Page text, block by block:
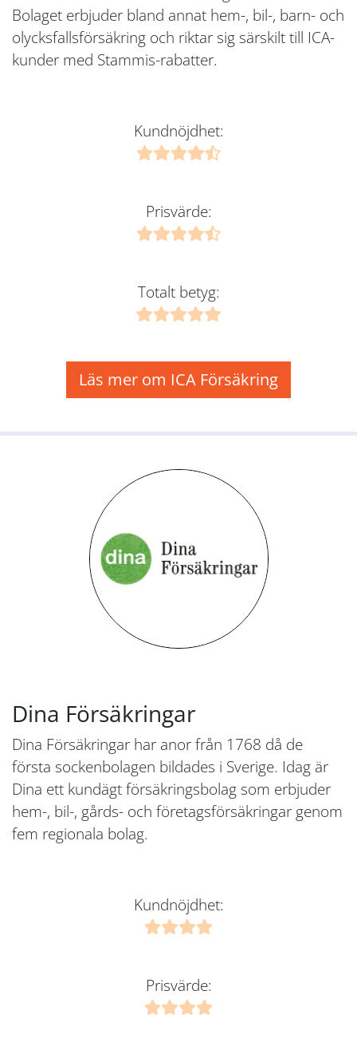
Bolaget erbjuder bland annat hem-, bil-, barn- och
olycksfallsförsäkring och riktar sig särskilt till ICA-
kunder med Stammis-rabatter.
Kundnöjdhet:
Prisvärde:
Totalt betyg:
Läs mer om ICA Försäkring
Dina Försäkringar
Dina Försäkringar har anor från 1768 då de
första sockenbolagen bildades i Sverige. Idag är
Dina ett kundägt försäkringsbolag som erbjuder
hem-, bil-, gårds- och företagsförsäkringar genom
fem regionala bolag.
Kundnöjdhet:
Prisvärde: